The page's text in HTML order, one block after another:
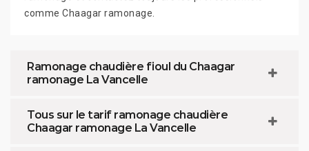
comme Chaagar ramonage.
Ramonage chaudière fioul du Chaagar
ramonage La Vancelle
Tous sur le tarif ramonage chaudière
Chaagar ramonage La Vancelle